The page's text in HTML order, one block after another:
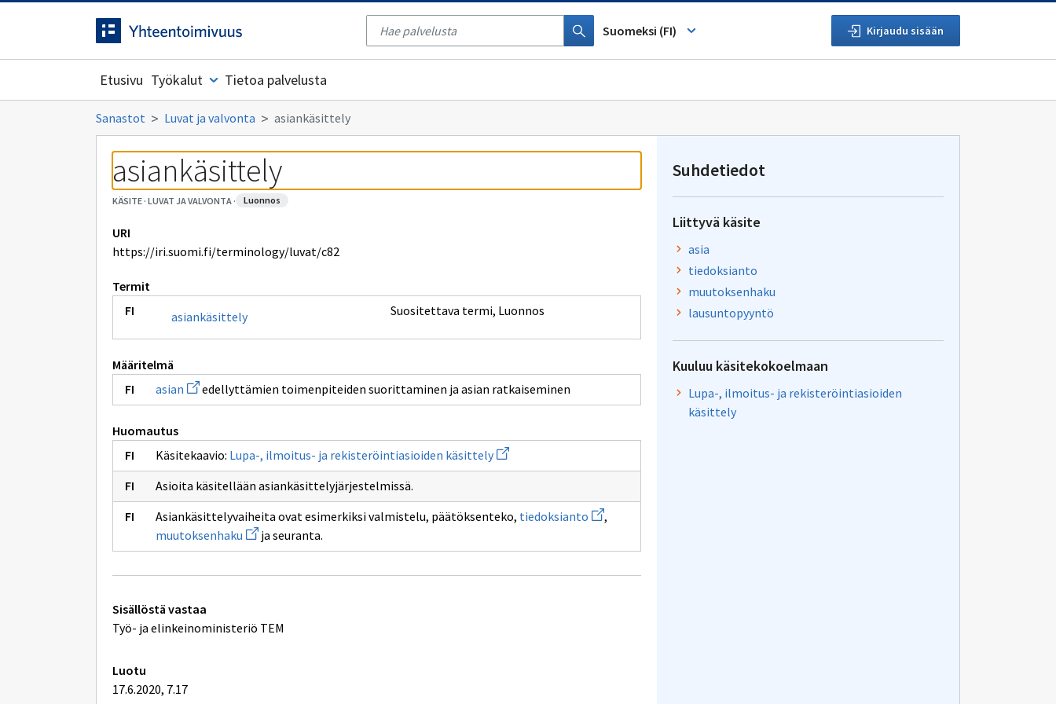
Siirrytty
Tyhjennä
haku
Suomeksi (FI) Kirjaudu sisään
Etusivu Työkalut Tietoa palvelusta
Sanastot Luvat ja valvonta asiankäsittely
asiankäsittely
KÄSITE· LUVAT JA VALVONTA· luonnos
URI
https://iri.suomi.fi/terminology/luvat/c82
Termit
asiankäsittely
Suositettava termi, Luonnos
Määritelmä
asian Avaa
uuden
ikkunan
edellyttämien toimenpiteiden suorittaminen ja asian ratkaiseminen
Huomautus
Käsitekaavio: Lupa-, ilmoitus- ja rekisteröintiasioiden käsittelyAvaa
uuden
ikkunan
Lupa-,
ilmoitus-
käsittely
Asioita käsitellään asiankäsittelyjärjestelmissä.
Asiankäsittelyvaiheita ovat esimerkiksi valmistelu, päätöksenteko, tiedoksianto Avaa
uuden
sivulle
,
muutoksenhaku Avaa
uuden
ikkunan
ja seuranta.
Tekniset
lisätiedot
Sisällöstä vastaa
Työ- ja elinkeinoministeriö TEM
Luotu
17.6.2020, 7.17
Suhdetiedot
Liittyvä käsite
asia
tiedoksianto
muutoksenhaku
lausuntopyyntö
Kuuluu käsitekokoelmaan
Lupa-, ilmoitus- ja rekisteröintiasioiden
käsittely